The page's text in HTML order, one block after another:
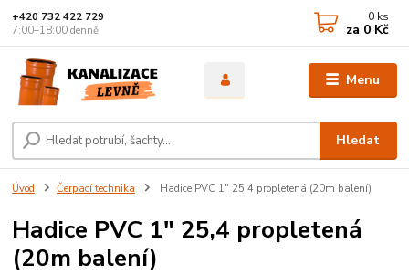
Menu
Hledat
+420 732 422 729
7:00–18:00 denně
0 ks
za 0 Kč
Úvod Čerpací technika Hadice PVC 1" 25,4 propletená (20m balení)
Hadice PVC 1" 25,4 propletená
(20m balení)